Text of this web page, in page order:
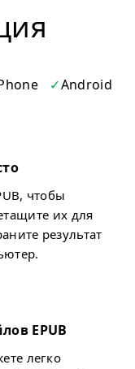
Android
чтобы
их для
результат
EPUB
легко